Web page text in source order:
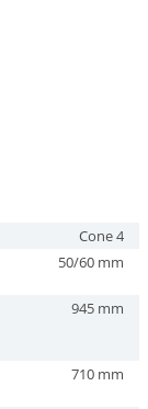
Cone 4
50/60 mm
945 mm
710 mm